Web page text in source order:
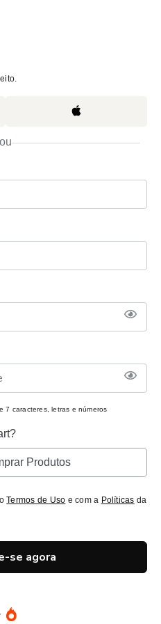
ou
7 caracteres, letras e números
Produtos
oTermos de Uso e com a Políticas da
se agora